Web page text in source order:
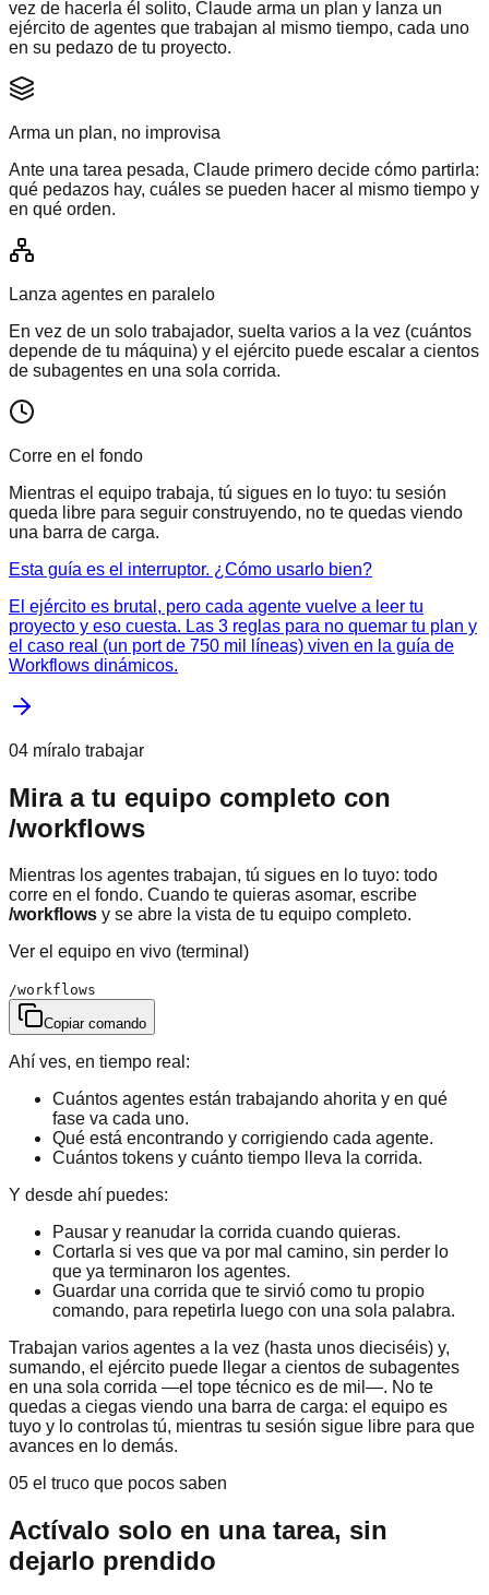
vez de hacerla él solito, Claude arma un plan y lanza un
ejército de agentes que trabajan al mismo tiempo, cada uno
en su pedazo de tu proyecto.
Arma un plan, no improvisa
Ante una tarea pesada, Claude primero decide cómo partirla:
qué pedazos hay, cuáles se pueden hacer al mismo tiempo y
en qué orden.
Lanza agentes en paralelo
En vez de un solo trabajador, suelta varios a la vez (cuántos
depende de tu máquina) y el ejército puede escalar a cientos
de subagentes en una sola corrida.
Corre en el fondo
Mientras el equipo trabaja, tú sigues en lo tuyo: tu sesión
queda libre para seguir construyendo, no te quedas viendo
una barra de carga.
Esta guía es el interruptor. ¿Cómo usarlo bien?
El ejército es brutal, pero cada agente vuelve a leer tu
proyecto y eso cuesta. Las 3 reglas para no quemar tu plan y
el caso real (un port de 750 mil líneas) viven en la guía de
Workflows dinámicos.
04 míralo trabajar
Mira a tu equipo completo con
/workflows
Mientras los agentes trabajan, tú sigues en lo tuyo: todo
corre en el fondo. Cuando te quieras asomar, escribe
/workflows y se abre la vista de tu equipo completo.
Ver el equipo en vivo (terminal)
/workflows
Copiar comando
Ahí ves, en tiempo real:
Cuántos agentes están trabajando ahorita y en qué
fase va cada uno.
Qué está encontrando y corrigiendo cada agente.
Cuántos tokens y cuánto tiempo lleva la corrida.
Y desde ahí puedes:
Pausar y reanudar la corrida cuando quieras.
Cortarla si ves que va por mal camino, sin perder lo
que ya terminaron los agentes.
Guardar una corrida que te sirvió como tu propio
comando, para repetirla luego con una sola palabra.
Trabajan varios agentes a la vez (hasta unos dieciséis) y,
sumando, el ejército puede llegar a cientos de subagentes
en una sola corrida —el tope técnico es de mil—. No te
quedas a ciegas viendo una barra de carga: el equipo es
tuyo y lo controlas tú, mientras tu sesión sigue libre para que
avances en lo demás.
05 el truco que pocos saben
Actívalo solo en una tarea, sin
dejarlo prendido